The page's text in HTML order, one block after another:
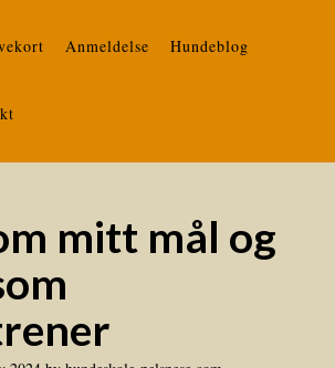
Anmeldelse Hundeblog
mitt mål og